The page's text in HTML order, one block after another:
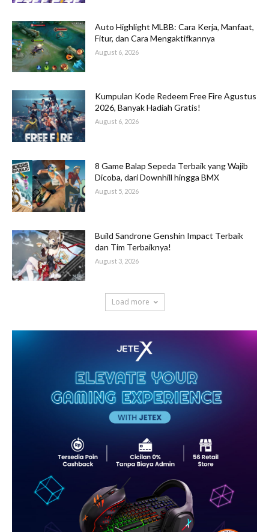
Auto Highlight MLBB: Cara Kerja, Manfaat,
Fitur, dan Cara Mengaktifkannya
August 6, 2026
Kumpulan Kode Redeem Free Fire Agustus
2026, Banyak Hadiah Gratis!
August 6, 2026
8 Game Balap Sepeda Terbaik yang Wajib
Dicoba, dari Downhill hingga BMX
August 5, 2026
Build Sandrone Genshin Impact Terbaik
dan Tim Terbaiknya!
August 3, 2026
Load more